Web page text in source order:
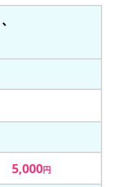
5,000円